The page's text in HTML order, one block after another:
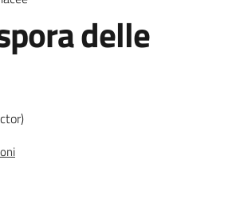
delle